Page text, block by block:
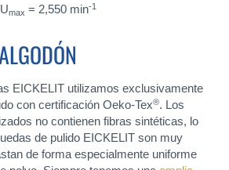
max = 2,550 min-1
EICKELIT utilizamos exclusivamente
con certificación Oeko-Tex®. Los
no contienen fibras sintéticas, lo
de pulido EICKELIT son muy
de forma especialmente uniforme